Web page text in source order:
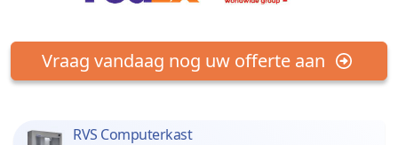
Vraag vandaag nog uw offerte aan
RVS Computerkast